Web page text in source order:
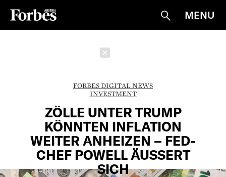
Suche
MENU
FORBES DIGITAL NEWS
INVESTMENT
ZÖLLE UNTER TRUMP
KÖNNTEN INFLATION
WEITER ANHEIZEN – FED-
CHEF POWELL ÄUSSERT S
ICH